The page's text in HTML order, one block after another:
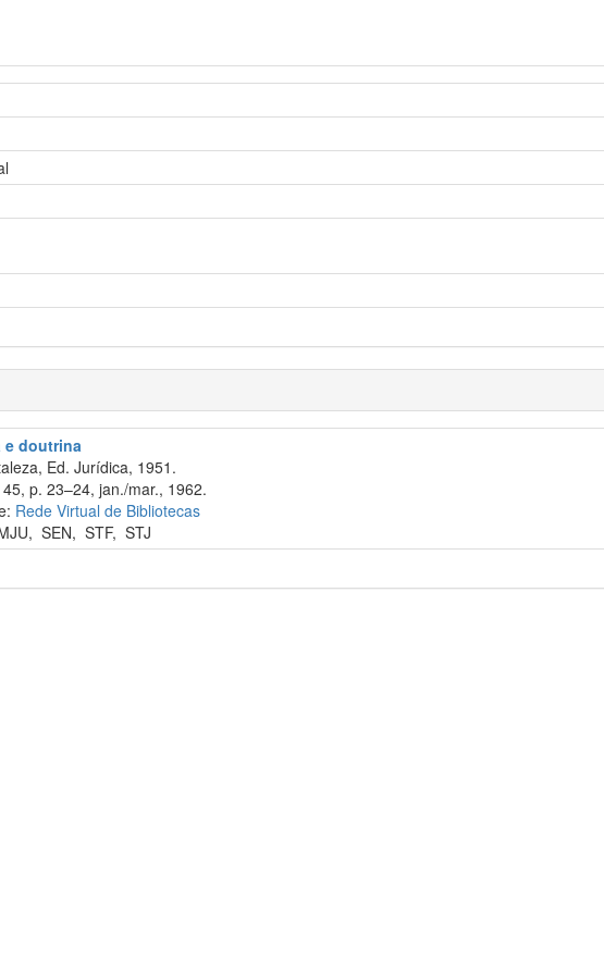
e doutrina
Ed. Jurídica, 1951.
p. 23–24, jan./mar., 1962.
Rede Virtual de Bibliotecas
,SEN,STF,STJ